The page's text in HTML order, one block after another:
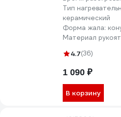
Тип
керамический
Форма жала:
Материал
4.7(36)
1 090 ₽
В корзину